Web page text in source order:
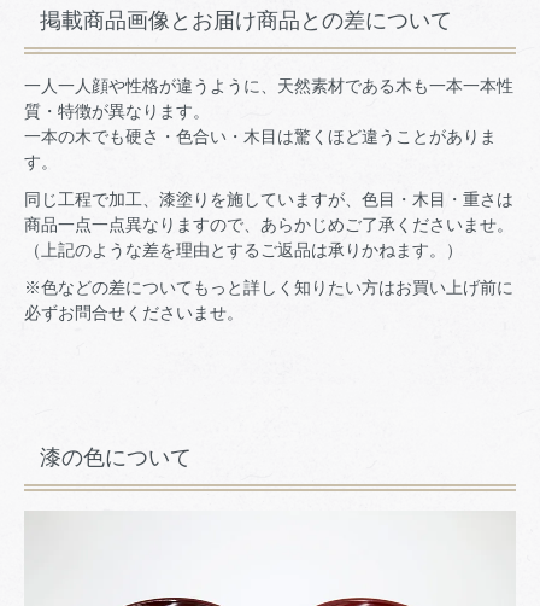
掲載商品画像とお届け商品との差について
一人一人顔や性格が違うように、天然素材である木も一本一本性
質・特徴が異なります。
一本の木でも硬さ・色合い・木目は驚くほど違うことがありま
す。
同じ工程で加工、漆塗りを施していますが、色目・木目・重さは
商品一点一点異なりますので、あらかじめご了承くださいませ。
（上記のような差を理由とするご返品は承りかねます。）
※色などの差についてもっと詳しく知りたい方はお買い上げ前に
必ずお問合せくださいませ。
漆の色について